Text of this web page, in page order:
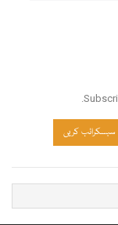
سبسکرائب کریں